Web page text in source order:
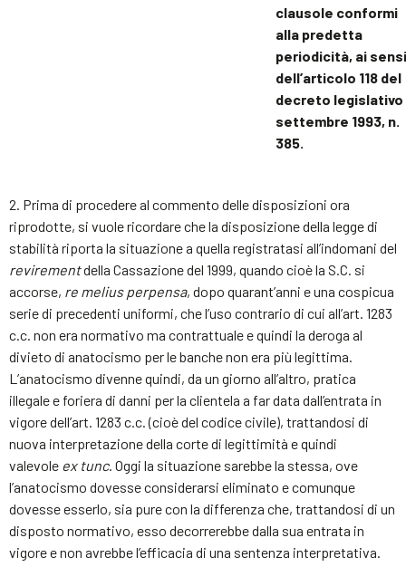
clausole conformi
alla predetta
periodicità, ai sensi
dell’articolo 118 del
decreto legislativo
settembre 1993, n.
385.
2. Prima di procedere al commento delle disposizioni ora
riprodotte, si vuole ricordare che la disposizione della legge di
stabilità riporta la situazione a quella registratasi all’indomani del
revirementdella Cassazione del 1999, quando cioè la S.C. si
accorse, re melius perpensa, dopo quarant’anni e una cospicua
serie di precedenti uniformi, che l’uso contrario di cui all’art. 1283
c.c. non era normativo ma contrattuale e quindi la deroga al
divieto di anatocismo per le banche non era più legittima.
L’anatocismo divenne quindi, da un giorno all’altro, pratica
illegale e foriera di danni per la clientela a far data dall’entrata in
vigore dell’art. 1283 c.c. (cioè del codice civile), trattandosi di
nuova interpretazione della corte di legittimità e quindi
valevole ex tunc. Oggi la situazione sarebbe la stessa, ove
l’anatocismo dovesse considerarsi eliminato e comunque
dovesse esserlo, sia pure con la differenza che, trattandosi di un
disposto normativo, esso decorrerebbe dalla sua entrata in
vigore e non avrebbe l’efficacia di una sentenza interpretativa.